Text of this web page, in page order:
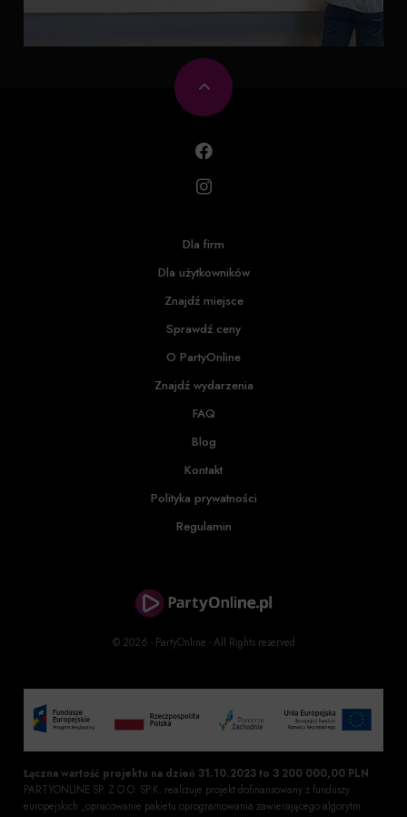
© 2026 - PartyOnline - All Rights reserved
Dla firm
Dla użytkowników
Znajdź miejsce
Sprawdź ceny
O PartyOnline
Znajdź wydarzenia
FAQ
Blog
Kontakt
Polityka prywatności
Regulamin
Łączna wartość projektu na dzień 31.10.2023 to 3 200 000,00 PLN
PARTYONLINE SP. Z O.O. SP.K. realizuje projekt dofinansowany z funduszy
europejskich „opracowanie pakietu oprogramowania zawierającego algorytm